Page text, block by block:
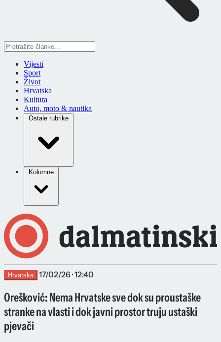
Vijesti
Sport
Život
Hrvatska
Kultura
Auto, moto & nautika
Ostale rubrike
Kolumne
Hrvatska 17/02/26 · 12:40
Orešković: Nema Hrvatske sve dok su proustaške
stranke na vlasti i dok javni prostor truju ustaški
pjevači